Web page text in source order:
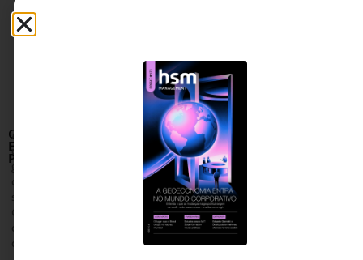
G
E
P
A GEP é uma empresa global de referência em tecnologia e
consultoria para procurement e supply chain. A companhia apoia
grandes organizações na transformação de suas operações e gestão
de gastos por meio de soluções inovadoras e digitais. Com diversas
soluções em plataformas, como a GEP Costdriver, Smart e
Quantum, a GEP impulsiona eficiência, inovação e vantagem
competitiva nas operações de seus clientes através de soluções
digitais práticas.